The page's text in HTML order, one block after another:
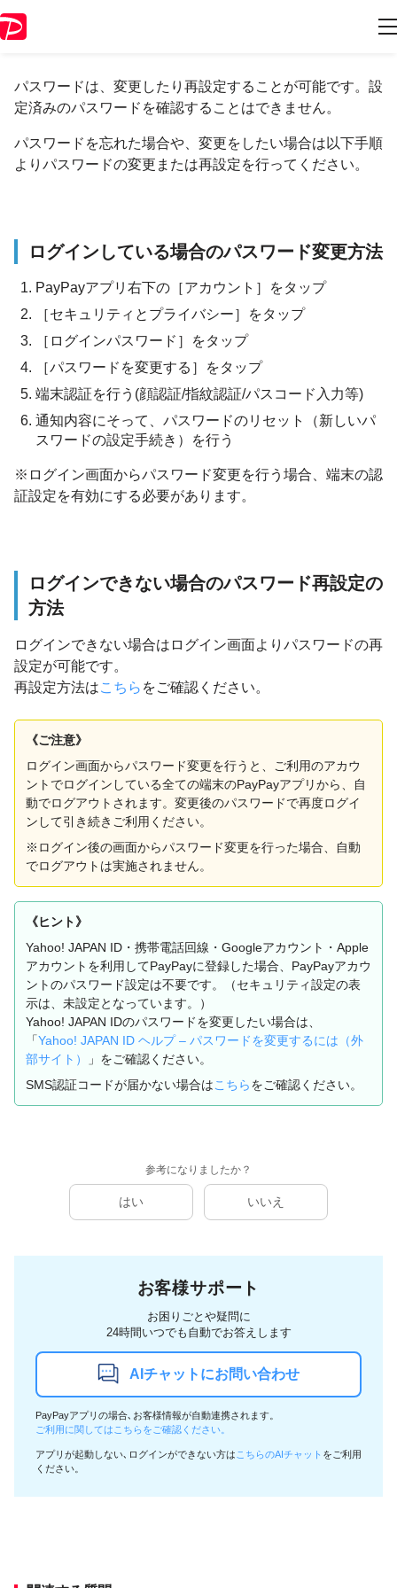
パスワードは、変更したり再設定することが可能です。設
定済みのパスワードを確認することはできません。
パスワードを忘れた場合や、変更をしたい場合は以下手順
よりパスワードの変更または再設定を行ってください。
ログインしている場合のパスワード変更方法
PayPayアプリ右下の［アカウント］をタップ
［セキュリティとプライバシー］をタップ
［ログインパスワード］をタップ
［パスワードを変更する］をタップ
端末認証を行う(顔認証/指紋認証/パスコード入力等)
通知内容にそって、パスワードのリセット（新しいパ
スワードの設定手続き）を行う
※ログイン画面からパスワード変更を行う場合、端末の認
証設定を有効にする必要があります。
ログインできない場合のパスワード再設定の
方法
ログインできない場合はログイン画面よりパスワードの再
設定が可能です。
再設定方法はこちら をご確認ください。
《ご注意》
ログイン画面からパスワード変更を行うと、ご利用のアカウ
ントでログインしている全ての端末のPayPayアプリから、自
動でログアウトされます。変更後のパスワードで再度ログイ
ンして引き続きご利用ください。
※ログイン後の画面からパスワード変更を行った場合、自動
でログアウトは実施されません。
《ヒント》
Yahoo! JAPAN ID・携帯電話回線・Googleアカウント・Apple
アカウントを利用してPayPayに登録した場合、PayPayアカウ
ントのパスワード設定は不要です。（セキュリティ設定の表
示は、未設定となっています。）
Yahoo! JAPAN IDのパスワードを変更したい場合は、
「Yahoo! JAPAN ID ヘルプ – パスワードを変更するには（外
部サイト）
」をご確認ください。
SMS認証コードが届かない場合はこちらをご確認ください。
参考になりましたか？
はい いいえ
お客様サポート
お困りごとや疑問に
24時間いつでも自動でお答えします
AIチャットにお問い合わせ
PayPayアプリの場合､お客様情報が自動連携されます。
ご利用に関してはこちらをご確認ください。
アプリが起動しない､ログインができない方は こちらのAIチャット をご利用
ください。